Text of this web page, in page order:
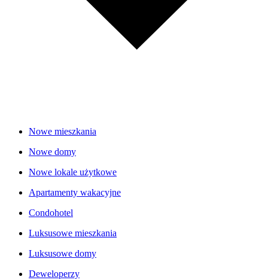
Nowe mieszkania
Nowe domy
Nowe lokale użytkowe
Apartamenty wakacyjne
Condohotel
Luksusowe mieszkania
Luksusowe domy
Deweloperzy